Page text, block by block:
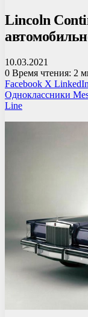
Lincoln
10.03.2021
0 Время чтения: 2
Facebook X LinkedIn
Одноклассники
Line